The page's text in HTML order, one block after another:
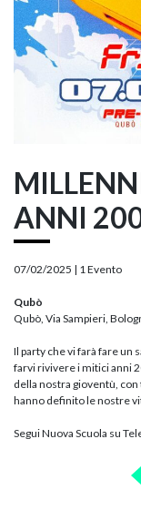
ANNI
07/02/2025 | 1 Evento
Qubò
Qubò, Via Sampieri,
Il party che vi farà fare un
farvi rivivere i mitici anni
della nostra gioventù,
hanno definito le nostre
Segui Nuova Scuola su